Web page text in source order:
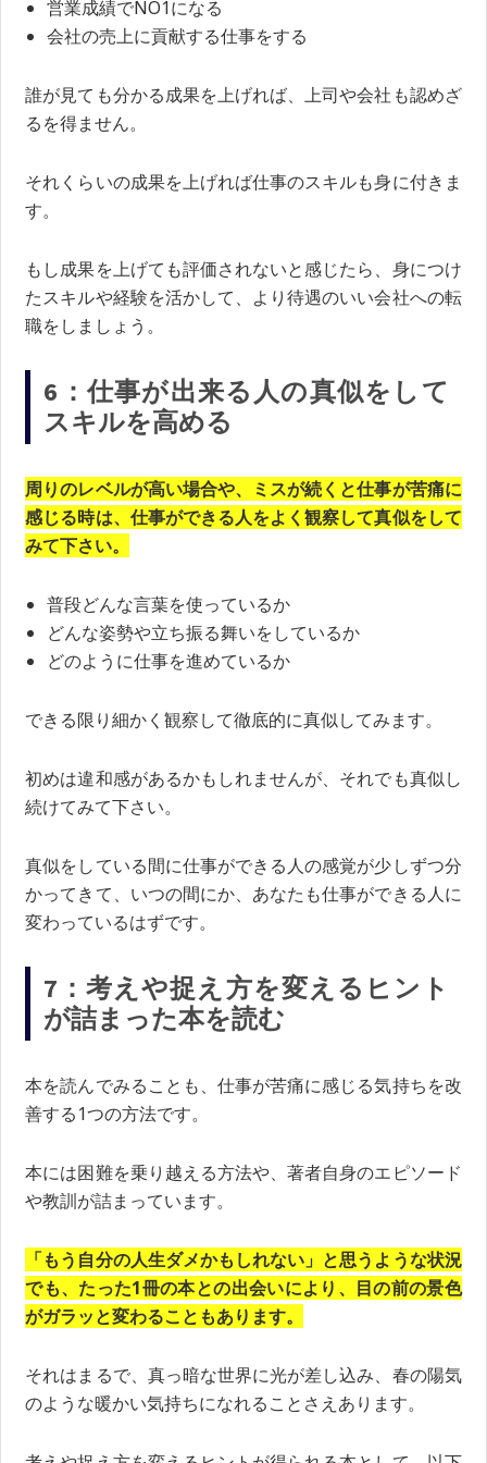
営業成績でNO1になる
会社の売上に貢献する仕事をする
誰が見ても分かる成果を上げれば、上司や会社も認めざ
るを得ません。
それくらいの成果を上げれば仕事のスキルも身に付きま
す。
もし成果を上げても評価されないと感じたら、身につけ
たスキルや経験を活かして、より待遇のいい会社への転
職をしましょう。
6：仕事が出来る人の真似をして
スキルを高める
周りのレベルが高い場合や、ミスが続くと仕事が苦痛に
感じる時は、仕事ができる人をよく観察して真似をして
みて下さい。
普段どんな言葉を使っているか
どんな姿勢や立ち振る舞いをしているか
どのように仕事を進めているか
できる限り細かく観察して徹底的に真似してみます。
初めは違和感があるかもしれませんが、それでも真似し
続けてみて下さい。
真似をしている間に仕事ができる人の感覚が少しずつ分
かってきて、いつの間にか、あなたも仕事ができる人に
変わっているはずです。
7：考えや捉え方を変えるヒント
が詰まった本を読む
本を読んでみることも、仕事が苦痛に感じる気持ちを改
善する1つの方法です。
本には困難を乗り越える方法や、著者自身のエピソード
や教訓が詰まっています。
「もう自分の人生ダメかもしれない」と思うような状況
でも、たった1冊の本との出会いにより、目の前の景色
がガラッと変わることもあります。
それはまるで、真っ暗な世界に光が差し込み、春の陽気
のような暖かい気持ちになれることさえあります。